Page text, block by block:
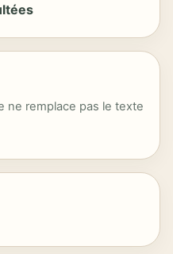
ne remplace pas le texte